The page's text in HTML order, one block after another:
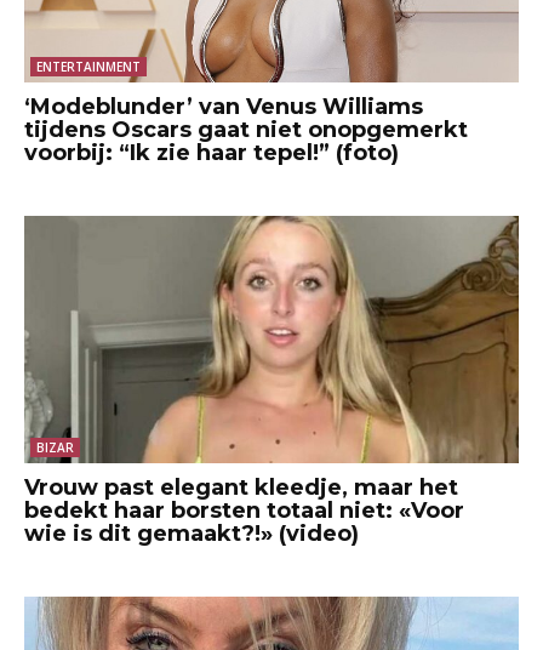
ENTERTAINMENT
‘Modeblunder’ van Venus Williams
tijdens Oscars gaat niet onopgemerkt
voorbij: “Ik zie haar tepel!” (foto)
BIZAR
Vrouw past elegant kleedje, maar het
bedekt haar borsten totaal niet: «Voor
wie is dit gemaakt?!» (video)